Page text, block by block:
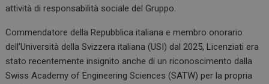
attività di responsabilità sociale del Gruppo.
Commendatore della Repubblica italiana e membro onorario
dell’Università della Svizzera italiana (USI) dal 2025, Licenziati era
stato recentemente insignito anche di un riconoscimento dalla
Swiss Academy of Engineering Sciences (SATW) per la propria